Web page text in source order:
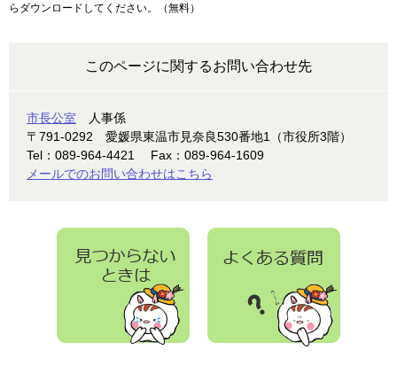
らダウンロードしてください。（無料）
このページに関するお問い合わせ先
市長公室
人事係
〒791-0292
愛媛県東温市見奈良530番地1（市役所3階）
Tel：089-964-4421
Fax：089-964-1609
メールでのお問い合わせはこちら